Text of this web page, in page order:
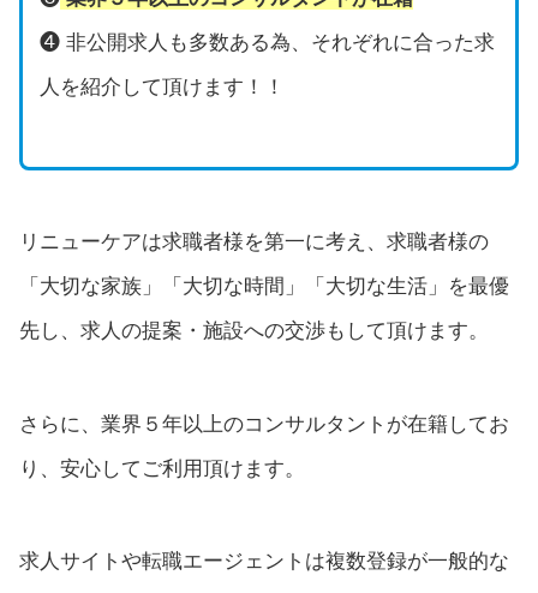
❹ 非公開求人も多数ある為、それぞれに合った求
人を紹介して頂けます！！
リニューケアは求職者様を第一に考え、求職者様の
「大切な家族」「大切な時間」「大切な生活」を最優
先し、求人の提案・施設への交渉もして頂けます。
さらに、業界５年以上のコンサルタントが在籍してお
り、安心してご利用頂けます。
求人サイトや転職エージェントは複数登録が一般的な